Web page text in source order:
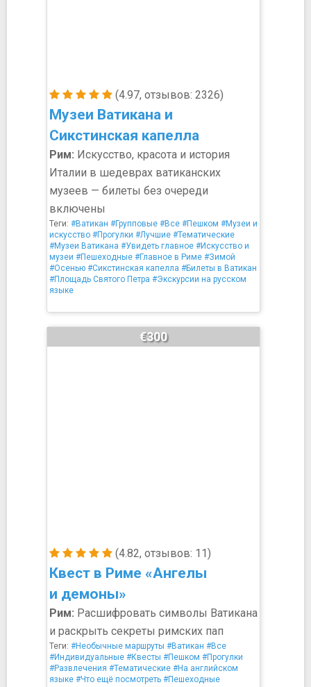
(4.97, отзывов: 2326)
Музеи Ватикана и
Сикстинская капелла
Рим: Искусство, красота и история
Италии в шедеврах ватиканских
музеев — билеты без очереди
включены
Теги: #Ватикан #Групповые #Все #Пешком #Музеи и
искусство #Прогулки #Лучшие #Тематические
#Музеи Ватикана #Увидеть главное #Искусство и
музеи #Пешеходные #Главное в Риме #Зимой
#Осенью #Сикстинская капелла #Билеты в Ватикан
#Площадь Святого Петра #Экскурсии на русском
языке
(4.82, отзывов: 11)
Квест в Риме «Ангелы
и демоны»
€300
Рим: Расшифровать символы Ватикана
и раскрыть секреты римских пап
Теги: #Необычные маршруты #Ватикан #Все
#Индивидуальные #Квесты #Пешком #Прогулки
#Развлечения #Тематические #На английском
языке #Что ещё посмотреть #Пешеходные